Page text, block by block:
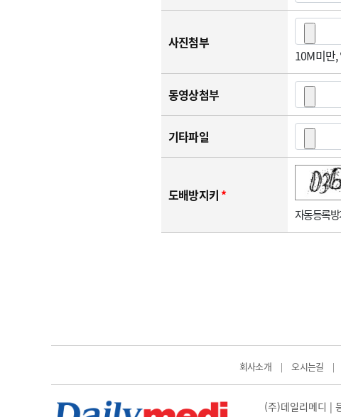
사진첨부
10M미만
동영상첨부
기타파일
도배방지키 *
자동등록
회사소개 | 오시는길 |
(주)데일리메디 |